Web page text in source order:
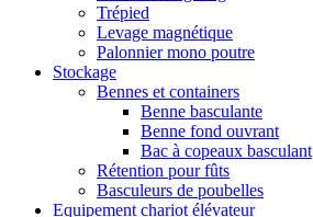
Trépied
Levage magnétique
Palonnier mono poutre
Stockage
Bennes et containers
Benne basculante
Benne fond ouvrant
Bac à copeaux basculant
Rétention pour fûts
Basculeurs de poubelles
Equipement chariot élévateur